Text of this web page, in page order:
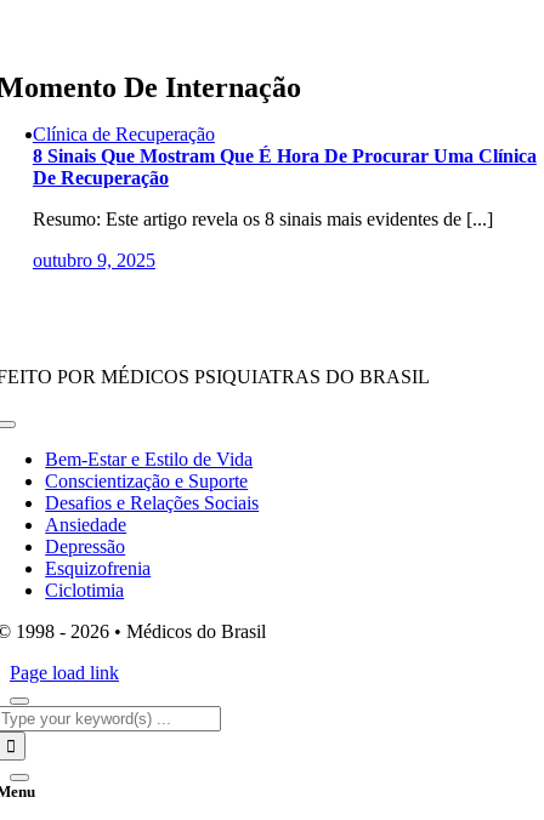
De Internação
Clínica de Recuperação
8 Sinais Que Mostram Que É Hora De Procurar Uma Clínica
De Recuperação
Resumo: Este artigo revela os 8 sinais mais evidentes de [...]
outubro 9, 2025
POR MÉDICOS PSIQUIATRAS DO BRASIL
Toggle
NavigationBem-Estar e Estilo de Vida
Conscientização e Suporte
Desafios e Relações Sociais
Ansiedade
Depressão
Esquizofrenia
Ciclotimia
1998 - 2026 • Médicos do Brasil
Page load link